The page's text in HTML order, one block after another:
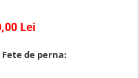
Lei
Fete de perna: